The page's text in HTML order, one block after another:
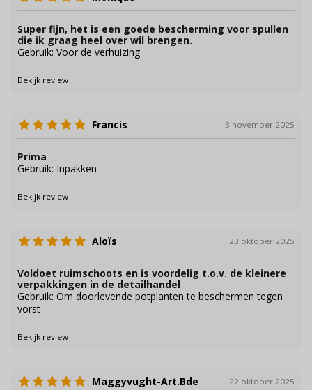
Super fijn, het is een goede bescherming voor spullen
die ik graag heel over wil brengen.
Gebruik: Voor de verhuizing
Bekijk review
Francis 3 november 2025
Prima
Gebruik: Inpakken
Bekijk review
Aloïs 23 oktober 2025
Voldoet ruimschoots en is voordelig t.o.v. de kleinere
verpakkingen in de detailhandel
Gebruik: Om doorlevende potplanten te beschermen tegen
vorst
Bekijk review
Maggyvught-Art.Bde 22 oktober 2025